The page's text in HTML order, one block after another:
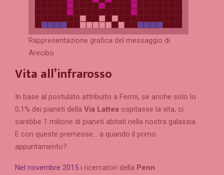
Rappresentazione grafica del messaggio di
Arecibo
Vita all’infrarosso
In base al postulato attribuito a Fermi, se anche solo lo
0,1% dei pianeti della Via Lattea ospitasse la vita, ci
sarebbe 1 milione di pianeti abitati nella nostra galassia.
E con queste premesse… a quando il primo
appuntamento?
Nel novembre 2015 i ricercatori della Penn